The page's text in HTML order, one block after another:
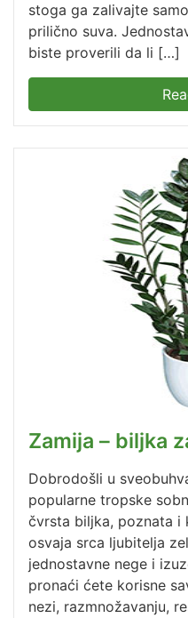
stoga ga zalivajte
prilično suva.
biste proverili da li […]
Zamija – biljka
Dobrodošli u
popularne tropske
čvrsta biljka, poznata i
osvaja srca ljubitelja
jednostavne nege i
pronaći ćete korisne
nezi, razmnožavanju,